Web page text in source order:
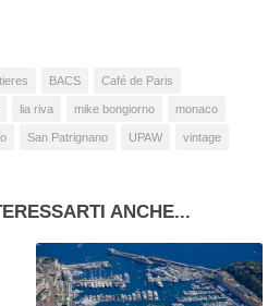
BACS Café de Paris
lia riva mike bongiorno monaco
San Patrignano UPAW vintage
ANCHE...